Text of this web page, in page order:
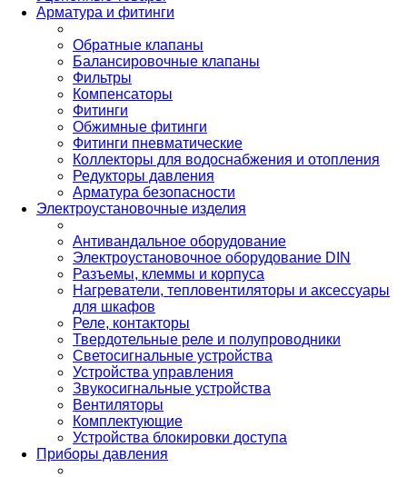
Арматура и фитинги
Обратные клапаны
Балансировочные клапаны
Фильтры
Компенсаторы
Фитинги
Обжимные фитинги
Фитинги пневматические
Коллекторы для водоснабжения и отопления
Редукторы давления
Арматура безопасности
Электроустановочные изделия
Антивандальное оборудование
Электроустановочное оборудование DIN
Разъемы, клеммы и корпуса
Нагреватели, тепловентиляторы и аксессуары
для шкафов
Реле, контакторы
Твердотельные реле и полупроводники
Светосигнальные устройства
Устройства управления
Звукосигнальные устройства
Вентиляторы
Комплектующие
Устройства блокировки доступа
Приборы давления